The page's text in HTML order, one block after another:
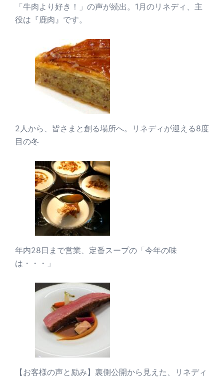
「牛肉より好き！」の声が続出。1月のリネディ、主
役は『鹿肉』です。
2人から、皆さまと創る場所へ。リネディが迎える8度
目の冬
年内28日まで営業、定番スープの「今年の味
は・・・」
【お客様の声と励み】裏側公開から見えた、リネディ